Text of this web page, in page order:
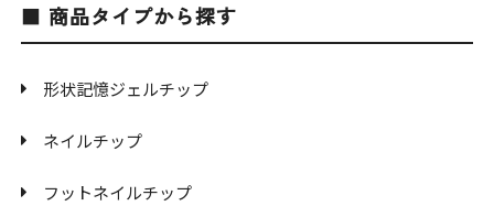
商品タイプから探す
形状記憶ジェルチップ
ネイルチップ
フットネイルチップ